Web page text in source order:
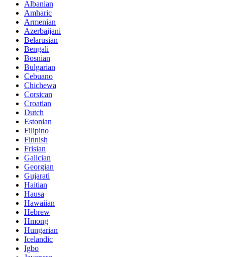
Albanian
Amharic
Armenian
Azerbaijani
Belarusian
Bengali
Bosnian
Bulgarian
Cebuano
Chichewa
Corsican
Croatian
Dutch
Estonian
Filipino
Finnish
Frisian
Galician
Georgian
Gujarati
Haitian
Hausa
Hawaiian
Hebrew
Hmong
Hungarian
Icelandic
Igbo